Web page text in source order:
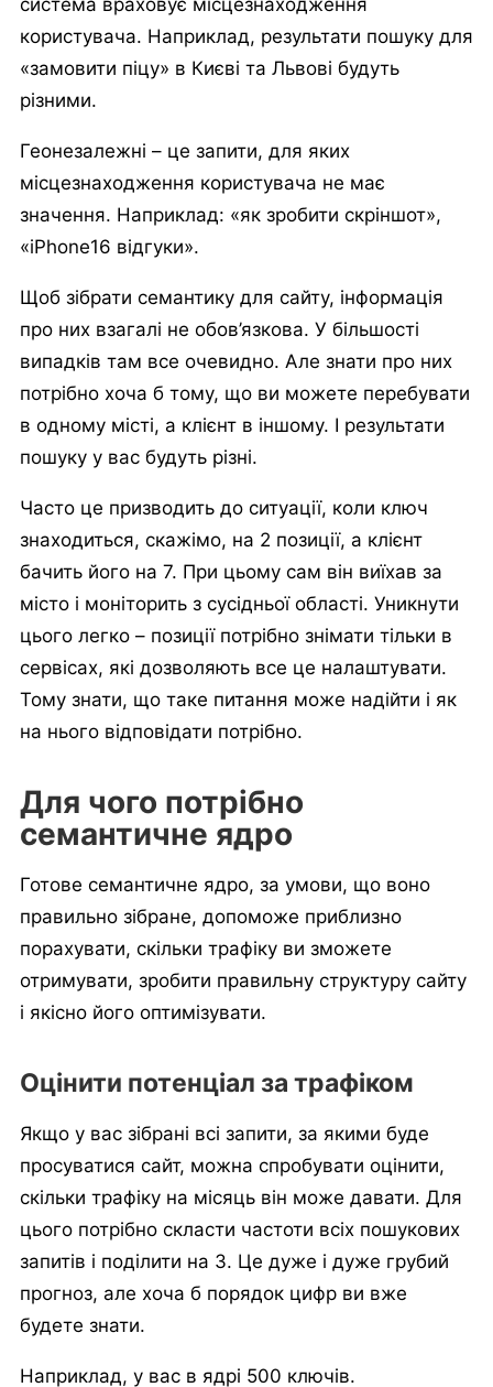
система враховує місцезнаходження
користувача. Наприклад, результати пошуку для
«замовити піцу» в Києві та Львові будуть
різними.
Геонезалежні – це запити, для яких
місцезнаходження користувача не має
значення. Наприклад: «як зробити скріншот»,
«iPhone16 відгуки».
Щоб зібрати семантику для сайту, інформація
про них взагалі не обов’язкова. У більшості
випадків там все очевидно. Але знати про них
потрібно хоча б тому, що ви можете перебувати
в одному місті, а клієнт в іншому. І результати
пошуку у вас будуть різні.
Часто це призводить до ситуації, коли ключ
знаходиться, скажімо, на 2 позиції, а клієнт
бачить його на 7. При цьому сам він виїхав за
місто і моніторить з сусідньої області. Уникнути
цього легко – позиції потрібно знімати тільки в
сервісах, які дозволяють все це налаштувати.
Тому знати, що таке питання може надійти і як
на нього відповідати потрібно.
Для чого потрібно
семантичне ядро
Готове семантичне ядро, за умови, що воно
правильно зібране, допоможе приблизно
порахувати, скільки трафіку ви зможете
отримувати, зробити правильну структуру сайту
і якісно його оптимізувати.
Оцінити потенціал за трафіком
Якщо у вас зібрані всі запити, за якими буде
просуватися сайт, можна спробувати оцінити,
скільки трафіку на місяць він може давати. Для
цього потрібно скласти частоти всіх пошукових
запитів і поділити на 3. Це дуже і дуже грубий
прогноз, але хоча б порядок цифр ви вже
будете знати.
Наприклад, у вас в ядрі 500 ключів.